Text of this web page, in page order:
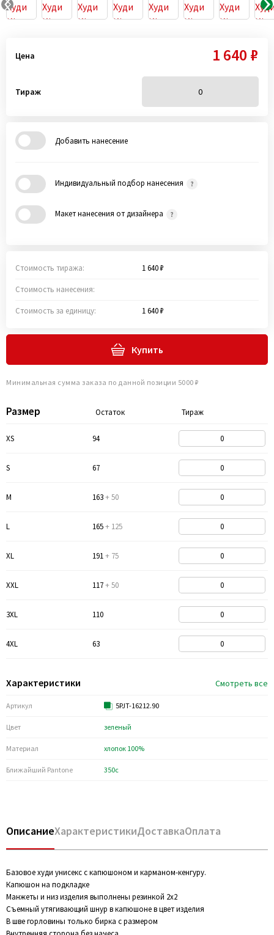
Размер Остаток Тираж
XS 94
S 67
M 163+ 50
L 165+ 125
XL 191+ 75
XXL 117+ 50
3XL 110
4XL 63
Характеристики Смотреть все
Артикул 5PJT-16212.90
Цвет зеленый
Материал хлопок 100%
Ближайший Pantone 350c
Цена 1 640 ₽
Тираж
Добавить нанесение
Индивидуальный подбор нанесения
Макет нанесения от дизайнера
Стоимость тиража: 1 640 ₽
Стоимость нанесения:
Стоимость за единицу: 1 640 ₽
Купить
Минимальная сумма заказа по данной позиции 5000 ₽
ОписаниеХарактеристикиДоставкаОплата
Базовое худи унисекс с капюшоном и карманом-кенгуру.
Капюшон на подкладке
Манжеты и низ изделия выполнены резинкой 2х2
Съемный утягивающий шнур в капюшоне в цвет изделия
В шве горловины только бирка с размером